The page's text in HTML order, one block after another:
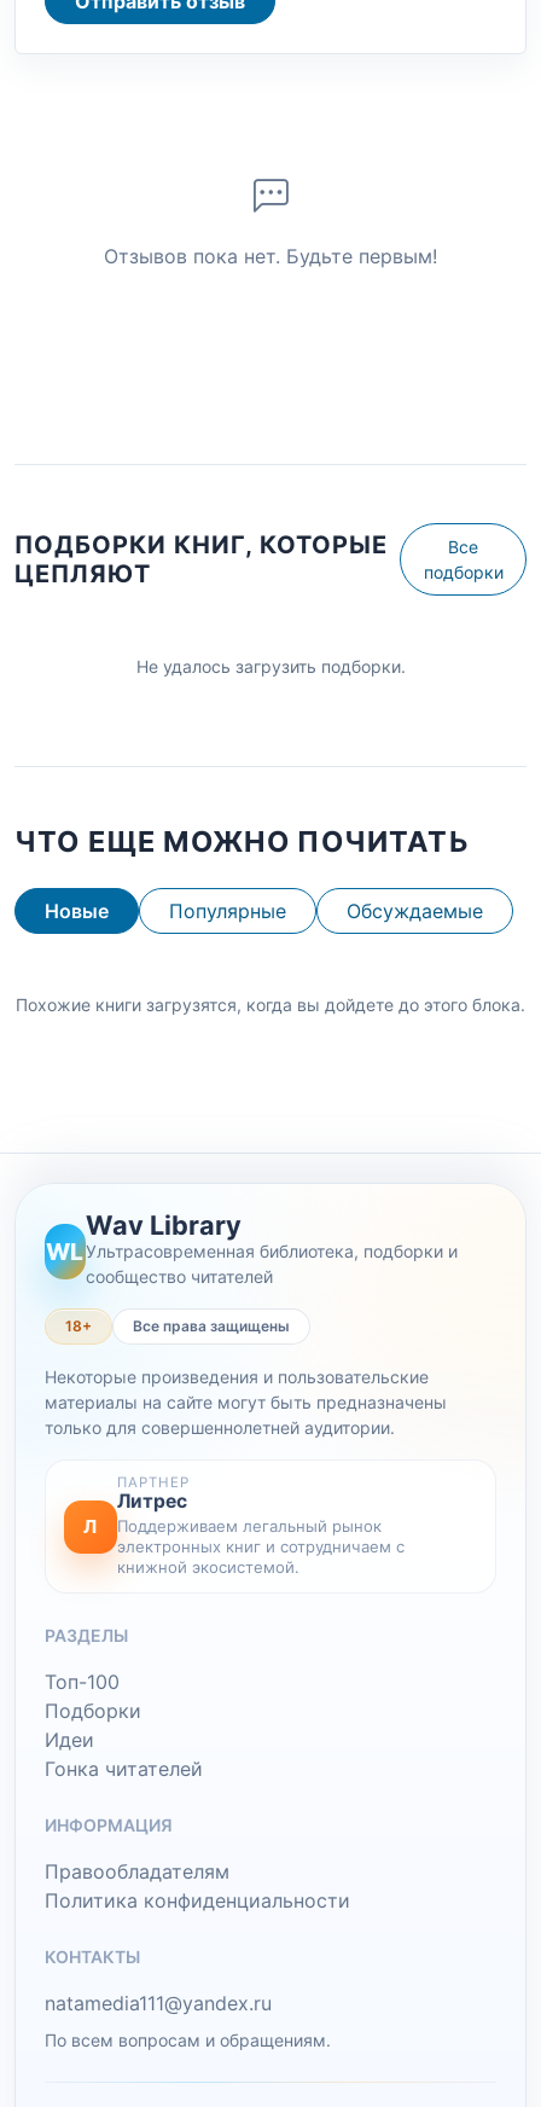
Отзывов пока нет. Будьте первым!
ПОДБОРКИ КНИГ, КОТОРЫЕ
ЦЕПЛЯЮТ
Все
подборки
Не удалось загрузить подборки.
ЧТО ЕЩЕ МОЖНО ПОЧИТАТЬ
Новые Популярные Обсуждаемые
Похожие книги загрузятся, когда вы дойдете до этого блока.
WL
Wav Library
Ультрасовременная библиотека, подборки и
сообщество читателей
18+ Все права защищены
Некоторые произведения и пользовательские
материалы на сайте могут быть предназначены
только для совершеннолетней аудитории.
Л
ПАРТНЕР
Литрес
Поддерживаем легальный рынок
электронных книг и сотрудничаем с
книжной экосистемой.
РАЗДЕЛЫ
Топ-100
Подборки
Идеи
Гонка читателей
ИНФОРМАЦИЯ
Правообладателям
Политика конфиденциальности
КОНТАКТЫ
natamedia111@yandex.ru
По всем вопросам и обращениям.